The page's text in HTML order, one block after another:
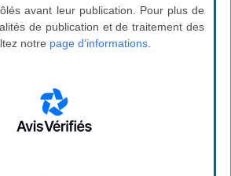
avant leur publication. Pour plus de
de publication et de traitement des
notre page d'informations